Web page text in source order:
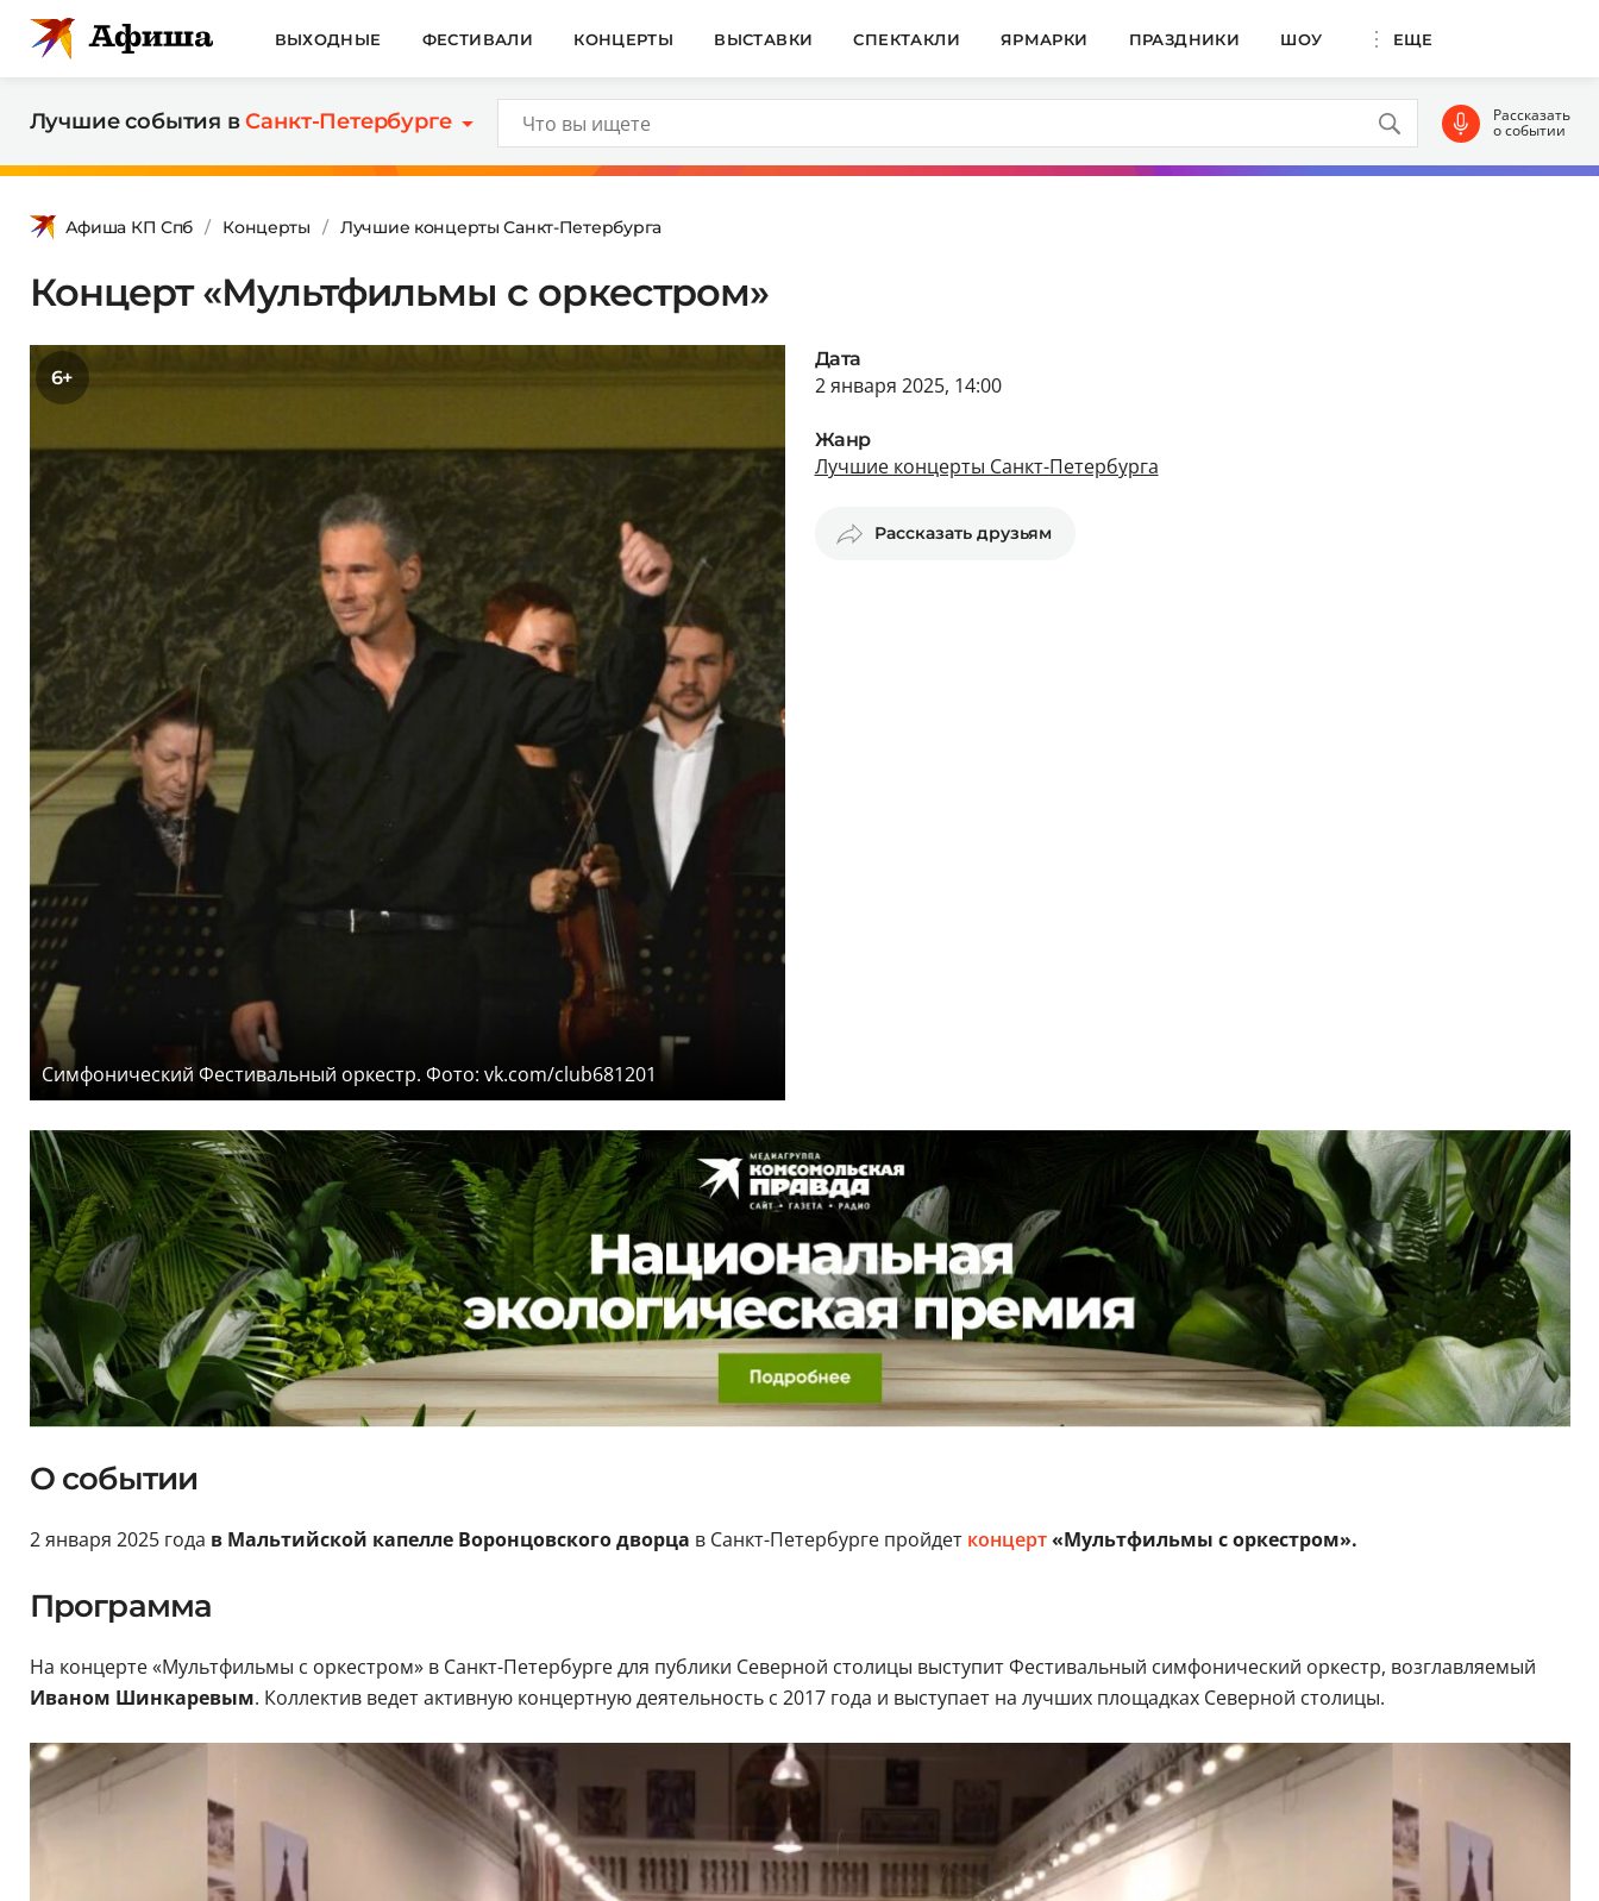
ВЫХОДНЫЕ ФЕСТИВАЛИ КОНЦЕРТЫ ВЫСТАВКИ СПЕКТАКЛИ ЯРМАРКИ ПРАЗДНИКИ ШОУ ЕЩЕ
Лучшие события вСанкт-Петербурге Рассказать
о событии
Афиша КП Спб Концерты Лучшие концерты Санкт-Петербурга
Концерт «Мультфильмы с оркестром»
6+
Симфонический Фестивальный оркестр. Фото: vk.com/club681201
Дата
2 января 2025, 14:00
Жанр
Лучшие концерты Санкт-Петербурга
Рассказать друзьям
О событии
2 января 2025 года в Мальтийской капелле Воронцовского дворца в Санкт-Петербурге пройдет концерт«Мультфильмы с оркестром».
Программа
На концерте «Мультфильмы с оркестром» в Санкт-Петербурге для публики Северной столицы выступит Фестивальный симфонический оркестр, возглавляемый
Иваном Шинкаревым. Коллектив ведет активную концертную деятельность с 2017 года и выступает на лучших площадках Северной столицы.